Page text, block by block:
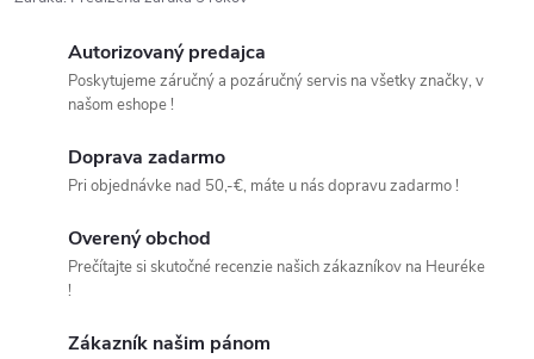
Autorizovaný predajca
Poskytujeme záručný a pozáručný servis na všetky značky, v
našom eshope !
Doprava zadarmo
Pri objednávke nad 50,-€, máte u nás dopravu zadarmo !
Overený obchod
Prečítajte si skutočné recenzie našich zákazníkov na Heuréke
!
Zákazník našim pánom